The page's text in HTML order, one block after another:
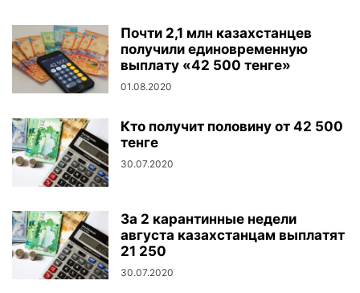
Почти 2,1 млн казахстанцев
получили единовременную
выплату «42 500 тенге»
01.08.2020
Кто получит половину от 42 500
тенге
30.07.2020
За 2 карантинные недели
августа казахстанцам выплатят
21 250
30.07.2020